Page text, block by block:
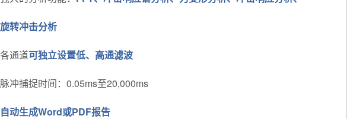
旋转冲击分析
各通道可独立设置低、高通滤波
脉冲捕捉时间：0.05ms至20,000ms
自动生成Word或PDF报告